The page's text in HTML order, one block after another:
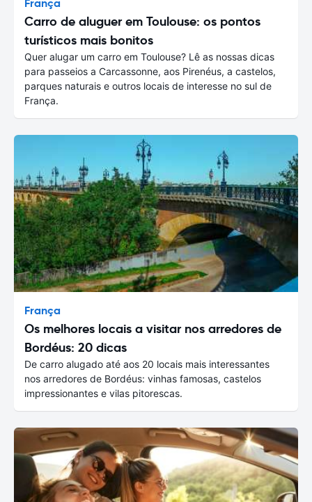
Carro de aluguer em Toulouse: os pontos
turísticos mais bonitos
Quer alugar um carro em Toulouse? Lê as nossas dicas
para passeios a Carcassonne, aos Pirenéus, a castelos,
parques naturais e outros locais de interesse no sul de
França.
França
Os melhores locais a visitar nos arredores de
Bordéus: 20 dicas
De carro alugado até aos 20 locais mais interessantes
nos arredores de Bordéus: vinhas famosas, castelos
impressionantes e vilas pitorescas.